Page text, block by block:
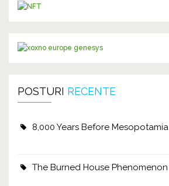
POSTURI RECENTE
8,000 Years Before Mesopotamia
The Burned House Phenomenon